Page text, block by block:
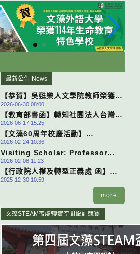
最新公告 News
【恭賀】吳甦樂人文學院教師榮獲
115年度「大專校院教學實踐研究計
畫」補助！
2026-06-30 08:00
【教育部書函】轉知社團法人台灣共
生青年協會「2026同行：轉型正義
行動者培力工作坊」
2026-06-17 15:25
【文藻60周年校慶活動】
115/3/5(四) Clemson大學
Hyesuk Lee 教授｜STEAM跨域學
習與職涯講座
2026-02-24 10:36
Visiting Scholar: Professor
Hyesuk Lee from Clemson
University
2026-02-08 11:23
【行政院人權及轉型正義處 函】
「記憶．想像．行動：轉型正義及人
2025-12-30 10:59
more
文藻STEAM盃虛轉實空間設計競賽